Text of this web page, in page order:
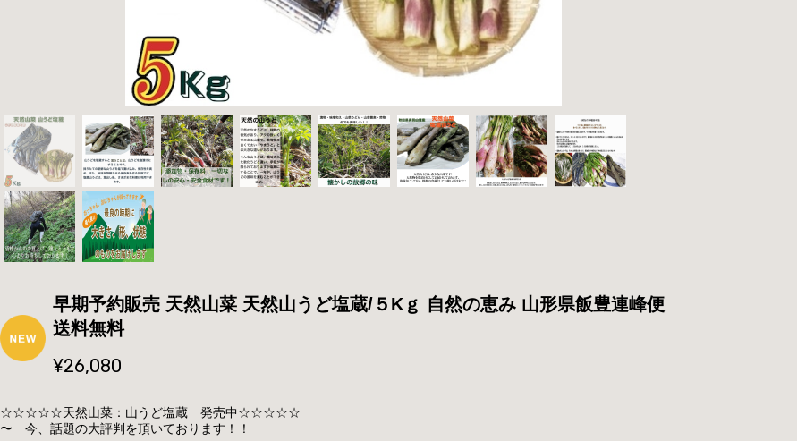
早期予約販売 天然山菜 天然山うど塩蔵/５Kｇ 自然の恵み 山形県飯豊連峰便
送料無料
¥26,080
☆☆☆☆☆天然山菜：山うど塩蔵 発売中☆☆☆☆☆
〜 今、話題の大評判を頂いております！！